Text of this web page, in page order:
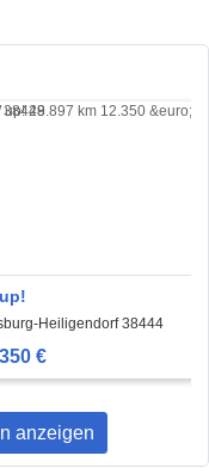
Heiligendorf 38444
€
anzeigen